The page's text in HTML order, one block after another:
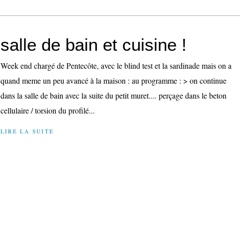
salle de bain et cuisine !
Week end chargé de Pentecôte, avec le blind test et la sardinade mais on a
quand meme un peu avancé à la maison : au programme : > on continue
dans la salle de bain avec la suite du petit muret.... perçage dans le beton
cellulaire / torsion du profilé...
LIRE LA SUITE